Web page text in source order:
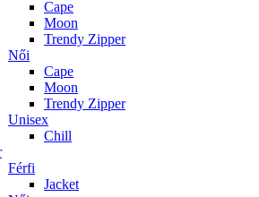
Cape
Moon
Trendy Zipper
Női
Cape
Moon
Trendy Zipper
Unisex
Chill
Férfi
Jacket